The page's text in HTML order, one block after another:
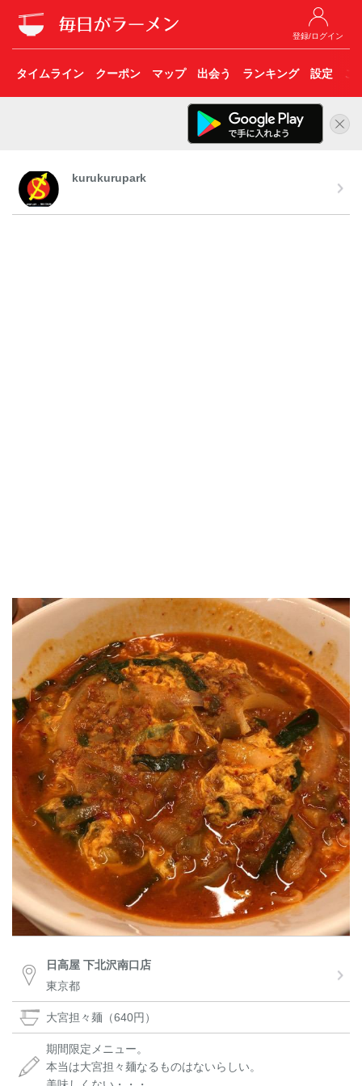
登録/ログイン
タイムライン クーポン マップ 出会う ランキング 設定 こ
kurukurupark
日高屋 下北沢南口店
東京都
大宮担々麺（640円）
期間限定メニュー。
本当は大宮担々麺なるものはないらしい。